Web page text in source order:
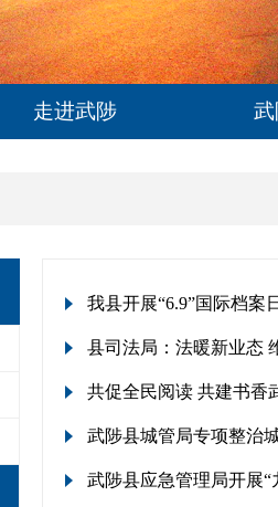
走进武陟
我县开展“6.9”国际档案
县司法局：法暖新业态
共促全民阅读 共建书香
武陟县城管局专项整治
武陟县应急管理局开展“